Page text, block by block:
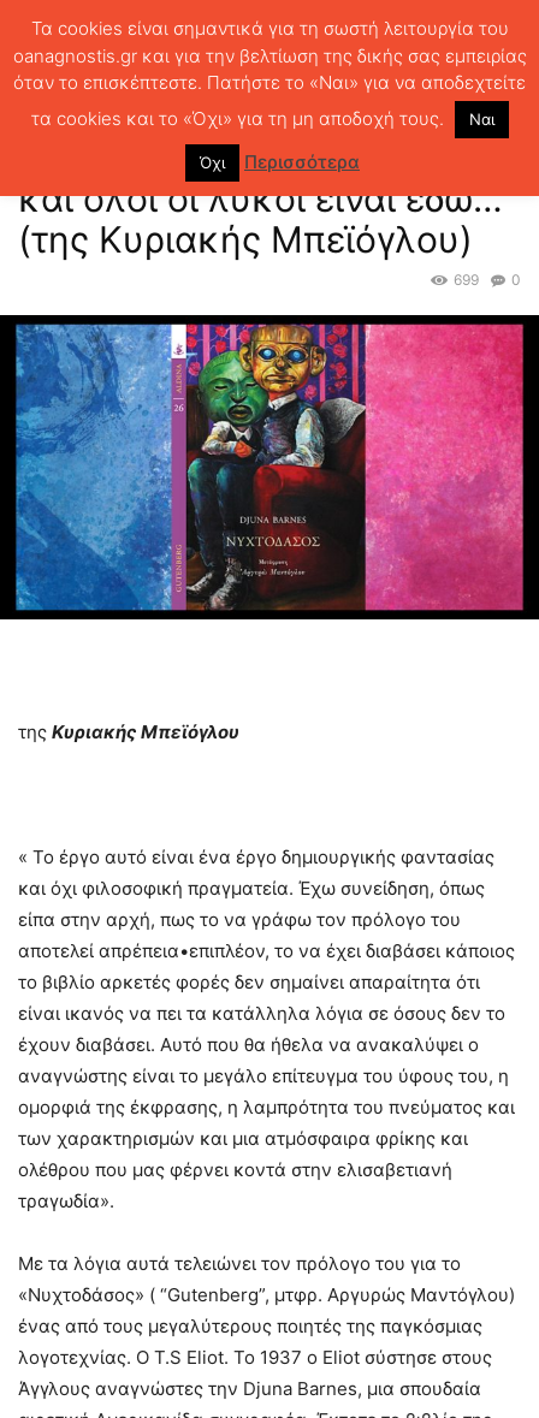
ΚΡΙΤΙΚΕΣ
Περπατώ στο
«Νυχτοδάσος» και όλοι οι λύκοι είναι εδώ… (της Κυριακής Μπεϊόγλου)
Περπατώ στο «Νυχτοδάσος»
και όλοι οι λύκοι είναι εδώ…
(της Κυριακής Μπεϊόγλου)
0
699
της Κυριακής Μπεϊόγλου
« Το έργο αυτό είναι ένα έργο δημιουργικής φαντασίας
και όχι φιλοσοφική πραγματεία. Έχω συνείδηση, όπως
είπα στην αρχή, πως το να γράφω τον πρόλογο του
αποτελεί απρέπεια•επιπλέον, το να έχει διαβάσει κάποιος
το βιβλίο αρκετές φορές δεν σημαίνει απαραίτητα ότι
είναι ικανός να πει τα κατάλληλα λόγια σε όσους δεν το
έχουν διαβάσει. Αυτό που θα ήθελα να ανακαλύψει ο
αναγνώστης είναι το μεγάλο επίτευγμα του ύφους του, η
ομορφιά της έκφρασης, η λαμπρότητα του πνεύματος και
των χαρακτηρισμών και μια ατμόσφαιρα φρίκης και
ολέθρου που μας φέρνει κοντά στην ελισαβετιανή
τραγωδία».
Με τα λόγια αυτά τελειώνει τον πρόλογο του για το
«Νυχτοδάσος» ( “Gutenberg”, μτφρ. Αργυρώς Μαντόγλου)
ένας από τους μεγαλύτερους ποιητές της παγκόσμιας
λογοτεχνίας. Ο T.S Eliot. Το 1937 ο Eliot σύστησε στους
Άγγλους αναγνώστες την Djuna Barnes, μια σπουδαία
Τα cookies είναι σημαντικά για τη σωστή λειτουργία του
oanagnostis.gr και για την βελτίωση της δικής σας εμπειρίας
όταν το επισκέπτεστε. Πατήστε το «Ναι» για να αποδεχτείτε
τα cookies και το «Όχι» για τη μη αποδοχή τους.
Ναι
Όχι Περισσότερα